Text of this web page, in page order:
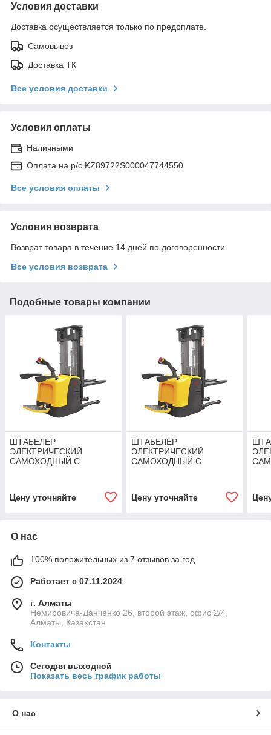
Условия доставки
Доставка осуществляется только по предоплате.
Самовывоз
Доставка ТК
Все условия доставки
Условия оплаты
Наличными
Оплата на р/с KZ89722S000047744550
Все условия оплаты
Условия возврата
Возврат товара в течение 14 дней по договоренности
Все условия возврата
Подобные товары компании
ШТАБЕЛЕР
ЭЛЕКТРИЧЕСКИЙ
САМОХОДНЫЙ С
Цену уточняйте
ШТАБЕЛЕР
ЭЛЕКТРИЧЕСКИЙ
САМОХОДНЫЙ С
Цену уточняйте
О нас
100% положительных из 7 отзывов за год
Работает с 07.11.2024
г. Алматы
Немировича-Данченко 26, второй этаж, офис 2/4,
Алматы, Казахстан
Контакты
Сегодня выходной
Показать весь график работы
О нас